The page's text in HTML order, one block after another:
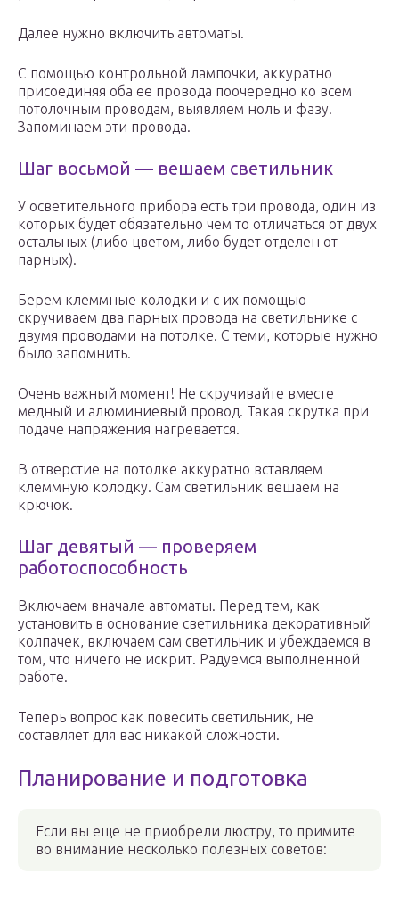
Далее нужно включить автоматы.
С помощью контрольной лампочки, аккуратно
присоединяя оба ее провода поочередно ко всем
потолочным проводам, выявляем ноль и фазу.
Запоминаем эти провода.
Шаг восьмой — вешаем светильник
У осветительного прибора есть три провода, один из
которых будет обязательно чем то отличаться от двух
остальных (либо цветом, либо будет отделен от
парных).
Берем клеммные колодки и с их помощью
скручиваем два парных провода на светильнике с
двумя проводами на потолке. С теми, которые нужно
было запомнить.
Очень важный момент! Не скручивайте вместе
медный и алюминиевый провод. Такая скрутка при
подаче напряжения нагревается.
В отверстие на потолке аккуратно вставляем
клеммную колодку. Сам светильник вешаем на
крючок.
Шаг девятый — проверяем
работоспособность
Включаем вначале автоматы. Перед тем, как
установить в основание светильника декоративный
колпачек, включаем сам светильник и убеждаемся в
том, что ничего не искрит. Радуемся выполненной
работе.
Теперь вопрос как повесить светильник, не
составляет для вас никакой сложности.
Планирование и подготовка
Если вы еще не приобрели люстру, то примите
во внимание несколько полезных советов: